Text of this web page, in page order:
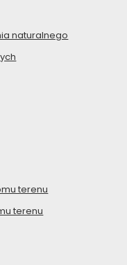
naturalnego
terenu
terenu